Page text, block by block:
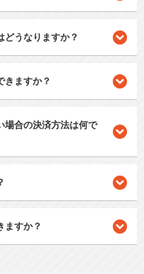
どうなりますか？
きますか？
場合の決済方法は何で
ますか？